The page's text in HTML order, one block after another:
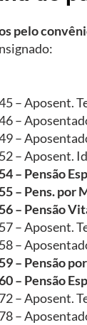
pelo
– Aposent.
–
–
52 – Aposent.
54 – Pensão
55 – Pens. por
56 – Pensão
57 – Aposent.
58 –
59 – Pensão
– Pensão
72 – Aposent.
78 –